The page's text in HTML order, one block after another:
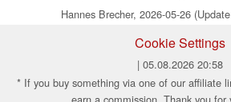
Hannes Brecher, 2026-05-26
Cookie Settings
| 05.08.2026 20:58
* If you buy something via one of our affiliate
earn a commission. Thank you for